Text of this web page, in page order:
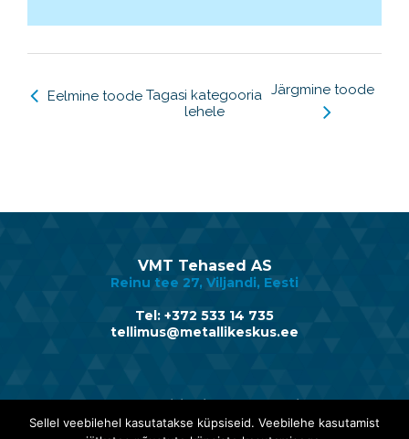
Eelmine toode Tagasi kategooria
lehele
Järgmine toode
VMT Tehased AS
Reinu tee 27, Viljandi, Eesti
Tel: +372 533 14 735
tellimus@metallikeskus.ee
Avaleht Müügitingimused
Privaatsus
Infomaterjalid
Metallikeskusest
Kvaliteet
Sellel veebilehel kasutatakse küpsiseid. Veebilehe kasutamist